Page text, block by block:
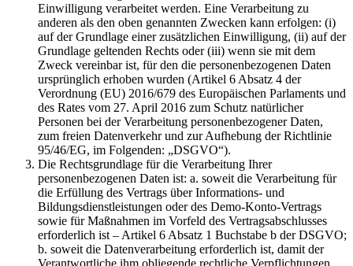
Einwilligung verarbeitet werden. Eine Verarbeitung zu
anderen als den oben genannten Zwecken kann erfolgen: (i)
auf der Grundlage einer zusätzlichen Einwilligung, (ii) auf der
Grundlage geltenden Rechts oder (iii) wenn sie mit dem
Zweck vereinbar ist, für den die personenbezogenen Daten
ursprünglich erhoben wurden (Artikel 6 Absatz 4 der
Verordnung (EU) 2016/679 des Europäischen Parlaments und
des Rates vom 27. April 2016 zum Schutz natürlicher
Personen bei der Verarbeitung personenbezogener Daten,
zum freien Datenverkehr und zur Aufhebung der Richtlinie
95/46/EG, im Folgenden: „DSGVO“).
Die Rechtsgrundlage für die Verarbeitung Ihrer
personenbezogenen Daten ist: a. soweit die Verarbeitung für
die Erfüllung des Vertrags über Informations- und
Bildungsdienstleistungen oder des Demo-Konto-Vertrags
sowie für Maßnahmen im Vorfeld des Vertragsabschlusses
erforderlich ist – Artikel 6 Absatz 1 Buchstabe b der DSGVO;
b. soweit die Datenverarbeitung erforderlich ist, damit der
Verantwortliche ihm obliegende rechtliche Verpflichtungen